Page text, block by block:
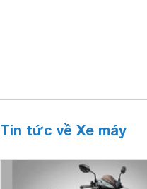
Tin tức về Xe máy